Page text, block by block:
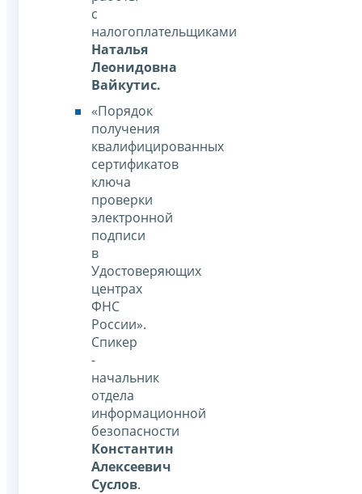
с
налогоплательщиками
Наталья
Леонидовна
Вайкутис.
«Порядок
получения
квалифицированных
сертификатов
ключа
проверки
электронной
подписи
в
Удостоверяющих
центрах
ФНС
России».
Спикер
-
начальник
отдела
информационной
безопасности
Константин
Алексеевич
Суслов.